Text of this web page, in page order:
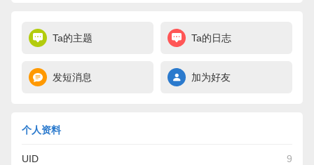
Ta的主题 Ta的日志
发短消息 加为好友
个人资料
UID 9